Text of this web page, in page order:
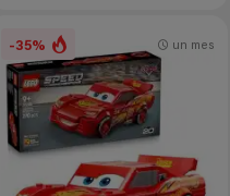
-35% un mes